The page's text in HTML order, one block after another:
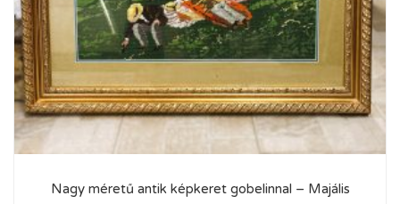
Nagy méretű antik képkeret gobelinnal – Majális